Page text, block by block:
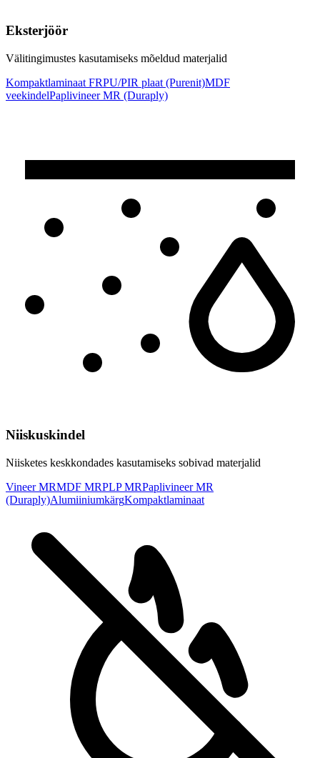
Eksterjöör
Välitingimustes kasutamiseks mõeldud materjalid
Kompaktlaminaat FRPU/PIR plaat (Purenit)MDF
veekindelPaplivineer MR (Duraply)
Niiskuskindel
Niisketes keskkondades kasutamiseks sobivad materjalid
Vineer MRMDF MRPLP MRPaplivineer MR
(Duraply)AlumiiniumkärgKompaktlaminaat